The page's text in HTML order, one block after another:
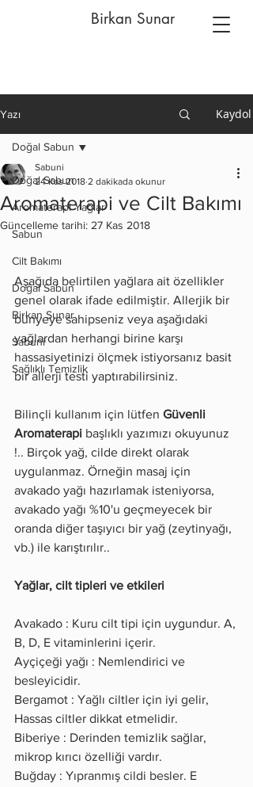
Birkan Sunar
Yazı Kaydol
Doğal Sabun
Aromaterapi Yağlar
Sabun
Cilt Bakımı
Doğal Sabun
Birkan Sunar
Sabuni
Sağlıklı Temizlik
Doğal Sabun
Aromaterapi ve Cilt Bakımı
Sabuni
24 Kas 2018 2 dakikada okunur
Güncelleme tarihi: 27 Kas 2018
Aşağıda belirtilen yağlara ait özellikler
genel olarak ifade edilmiştir. Allerjik bir
bünyeye sahipseniz veya aşağıdaki
yağlardan herhangi birine karşı
hassasiyetinizi ölçmek istiyorsanız basit
bir allerji testi yaptırabilirsiniz.
Bilinçli kullanım için lütfen Güvenli
Aromaterapi başlıklı yazımızı okuyunuz
!.. Birçok yağ, cilde direkt olarak
uygulanmaz. Örneğin masaj için
avakado yağı hazırlamak isteniyorsa,
avakado yağı %10'u geçmeyecek bir
oranda diğer taşıyıcı bir yağ (zeytinyağı,
vb.) ile karıştırılır..
Yağlar, cilt tipleri ve etkileri
Avakado : Kuru cilt tipi için uygundur. A,
B, D, E vitaminlerini içerir.
Ayçiçeği yağı : Nemlendirici ve
besleyicidir.
Bergamot : Yağlı ciltler için iyi gelir,
Hassas ciltler dikkat etmelidir.
Biberiye : Derinden temizlik sağlar,
mikrop kırıcı özelliği vardır.
Buğday : Yıpranmış cildi besler. E